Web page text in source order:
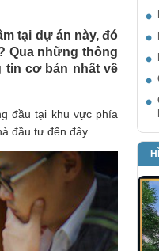
tại dự án này, đó
Qua những thông
cơ bản nhất về
đầu tại khu vực phía
đầu tư đến đây.